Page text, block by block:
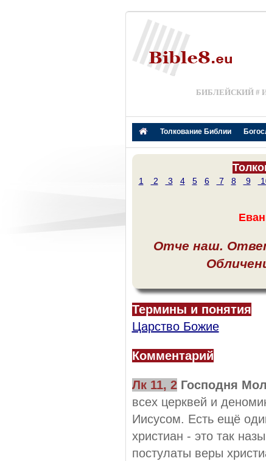
БИБЛЕЙСКИЙ #
Толкование Библии
1 2 3 4 5 6 7 8 9
Отче наш.
Термины и понятия
Царство Божие
Комментарий
Лк11, 2 Господня
всех церквей и
Иисусом. Есть ещё
христиан - это так
постулаты веры